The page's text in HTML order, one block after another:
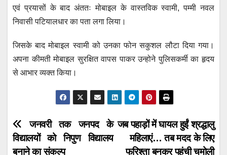
एवं प्रयासों के बाद अंततः मोबाइल के वास्तविक स्वामी, पम्मी नवल
निवासी पटियालधार का पता लगा लिया।
जिसके बाद मोबाइल स्वामी को उनका फोन सकुशल लौटा दिया गया।
अपना कीमती मोबाइल सुरक्षित वापस पाकर उन्होने पुलिसकर्मी का हृदय
से आभार व्यक्त किया।
Post
navigation
जब पहाड़ों में घायल हुईं श्रद्धालु
महिलाएं… तब मदद के लिए
फरिश्ता बनकर पहुंची चमोली
जनवरी तक जनपद के
विद्यालयों को निपुण विद्यालय
बनाने का संकल्प